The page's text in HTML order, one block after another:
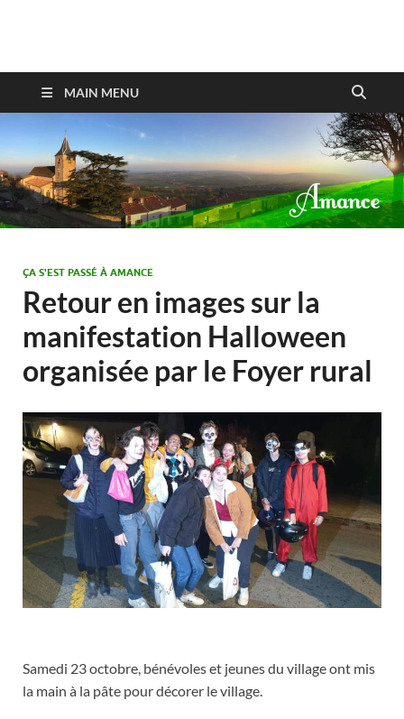
Amance
MAIN MENU
ÇA S'EST PASSÉ À AMANCE
Retour en images sur la
manifestation Halloween
organisée par le Foyer rural
Samedi 23 octobre, bénévoles et jeunes du village ont mis
la main à la pâte pour décorer le village.